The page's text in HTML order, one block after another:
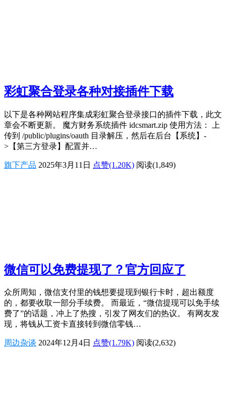
彩虹聚合登录各种对接插件下载
以下是各种网站程序集成彩虹聚合登录接口的插件下载，此文
章会不断更新。 魔方财务系统插件 idcsmart.zip 使用方法： 上
传到 /public/plugins/oauth 目录解压，然后在后台【系统】-
>【第三方登录】配置并…
旗下产品 2025年3月11日 点赞(1.20K) 阅读(1,849)
微信可以免费提现了？官方回应了
众所周知，微信支付里的钱想要提现到银行卡时，超出额度
的，都要收取一部分手续费。 而最近，“微信提现可以免手续
费了”的话题，冲上了热搜，引发了网友们的热议。 有网友发
现，将钱从工资卡直接转到微信零钱…
周边杂谈 2024年12月4日 点赞(1.79K) 阅读(2,632)